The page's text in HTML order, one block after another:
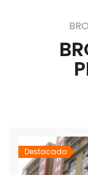
Destacado